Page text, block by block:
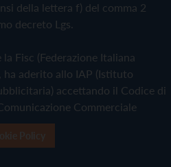
della lettera f) del comma 2
decreto Lgs.
Fisc (Federazione Italiana
ha aderito allo IAP (Istituto
accettando il Codice di
Commerciale